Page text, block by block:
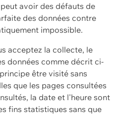
avoir des défauts de
des données contre
impossible.
acceptez la collecte, le
données comme décrit ci-
être visité sans
que les pages consultées
la date et l'heure sont
fins statistiques sans que